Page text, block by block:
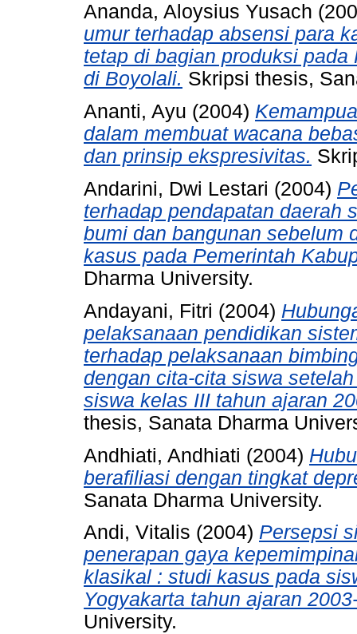
Ananda, Aloysius Yusach
umur terhadap absensi para
tetap di bagian produksi
di Boyolali. Skripsi thesis,
Ananti, Ayu (2004)
dalam membuat wacana
dan prinsip ekspresivitas.
Andarini, Dwi Lestari (2004)
terhadap pendapatan daerah
bumi dan bangunan sebelum
kasus pada Pemerintah
Dharma University.
Andayani, Fitri (2004)
pelaksanaan pendidikan
terhadap pelaksanaan
dengan cita-cita siswa
siswa kelas III tahun ajaran
thesis, Sanata Dharma
Andhiati, Andhiati (2004)
berafiliasi dengan tingkat
Sanata Dharma University.
Andi, Vitalis (2004) Persepsi
penerapan gaya
klasikal : studi kasus pada
Yogyakarta tahun ajaran
University.